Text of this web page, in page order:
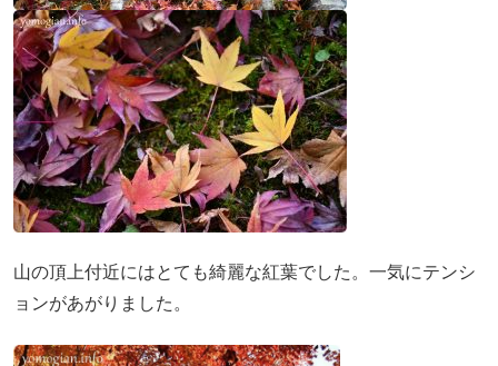
山の頂上付近にはとても綺麗な紅葉でした。一気にテンシ
ョンがあがりました。